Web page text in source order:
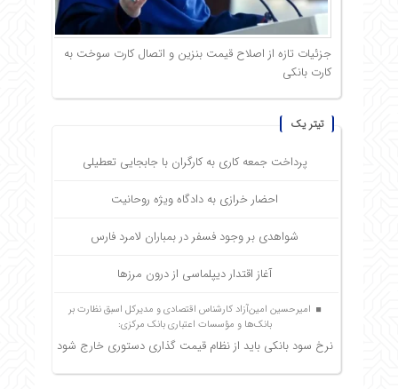
جزئیات تازه از اصلاح قیمت بنزین و اتصال کارت سوخت به
کارت بانکی
تیتر یک
پرداخت جمعه کاری به کارگران با جابجایی تعطیلی
احضار خرازی به دادگاه ویژه روحانیت
شواهدی بر وجود فسفر در بمباران لامرد فارس
آغاز اقتدار دیپلماسی از درون مرزها
امیرحسین امین‌آزاد کارشناس اقتصادی و مدیرکل اسبق نظارت بر
بانک‌ها و مؤسسات اعتباری بانک مرکزی:
نرخ سود بانکی باید از نظام قیمت گذاری دستوری خارج شود